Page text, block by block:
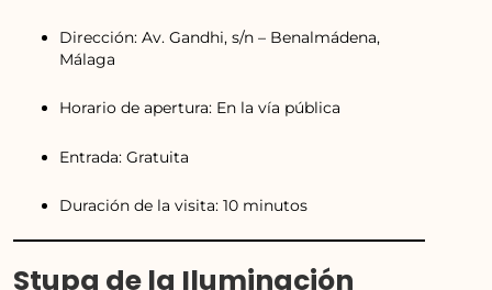
Dirección: Av. Gandhi, s/n – Benalmádena,
Málaga
Horario de apertura: En la vía pública
Entrada: Gratuita
Duración de la visita: 10 minutos
Stupa de la Iluminación